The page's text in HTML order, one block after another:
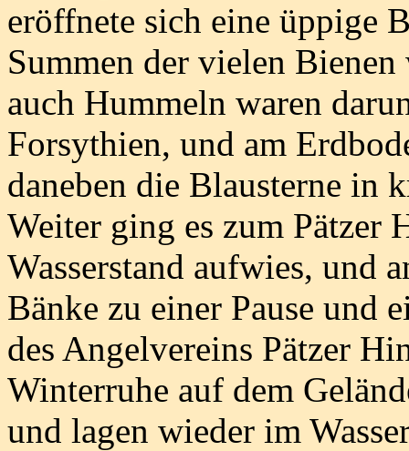
eröffnete sich eine üppige
Summen der vielen
auch Hummeln waren
Forsythien, und am
daneben die Blausterne in
Weiter ging es zum Pätzer
Wasserstand aufwies, und
Bänke zu einer Pause und
des Angelvereins Pätzer
Winterruhe auf dem
und lagen wieder im